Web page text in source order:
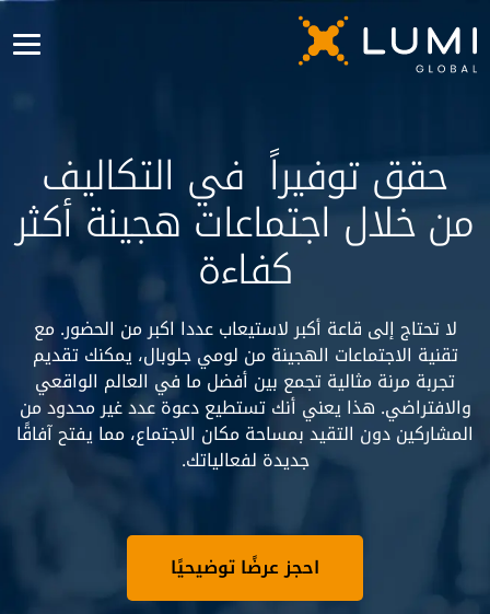
حقق توفيراً في التكاليف
من خلال اجتماعات هجينة أكثر
كفاءة
لا تحتاج إلى قاعة أكبر لاستيعاب عددا اكبر من الحضور. مع
تقنية الاجتماعات الهجينة من لومي جلوبال، يمكنك تقديم
تجربة مرنة مثالية تجمع بين أفضل ما في العالم الواقعي
والافتراضي. هذا يعني أنك تستطيع دعوة عدد غير محدود من
المشاركين دون التقيد بمساحة مكان الاجتماع، مما يفتح آفاقًا
جديدة لفعالياتك.
احجز عرضًا توضيحيًا